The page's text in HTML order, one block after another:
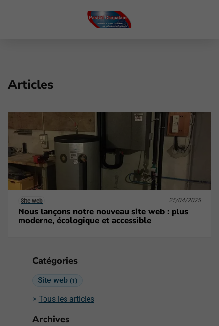
Catégories
Site web (1)
Tous les articles
Archives
Articles
Site web 25/04/2025
Nous lançons notre nouveau site web : plus
moderne, écologique et accessible